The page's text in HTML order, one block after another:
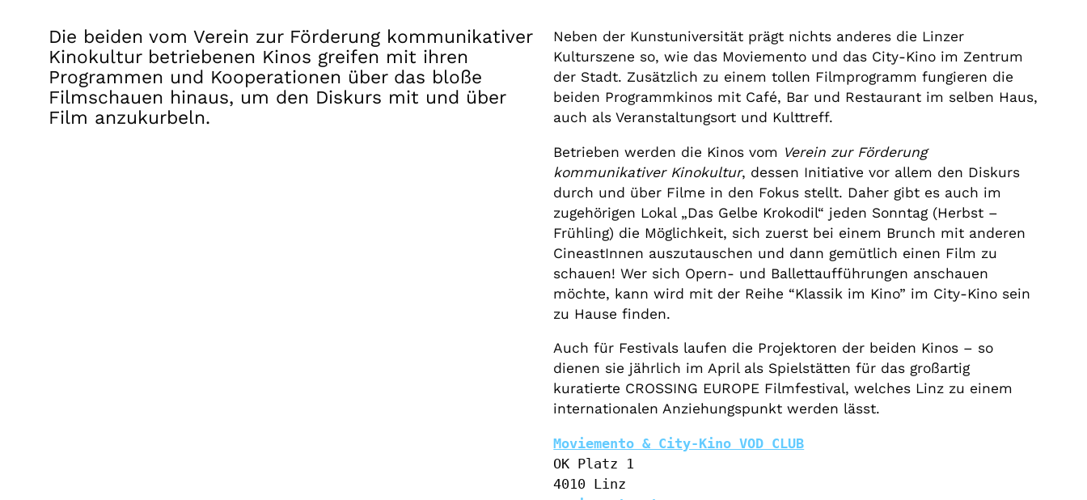
Die beiden vom Verein zur Förderung kommunikativer
Kinokultur betriebenen Kinos greifen mit ihren
Programmen und Kooperationen über das bloße
Filmschauen hinaus, um den Diskurs mit und über
Film anzukurbeln.
Neben der Kunstuniversität prägt nichts anderes die Linzer
Kulturszene so, wie das Moviemento und das City-Kino im Zentrum
der Stadt. Zusätzlich zu einem tollen Filmprogramm fungieren die
beiden Programmkinos mit Café, Bar und Restaurant im selben Haus,
auch als Veranstaltungsort und Kulttreff.
Betrieben werden die Kinos vom Verein zur Förderung
kommunikativer Kinokultur, dessen Initiative vor allem den Diskurs
durch und über Filme in den Fokus stellt. Daher gibt es auch im
zugehörigen Lokal „Das Gelbe Krokodil“ jeden Sonntag (Herbst –
Frühling) die Möglichkeit, sich zuerst bei einem Brunch mit anderen
CineastInnen auszutauschen und dann gemütlich einen Film zu
schauen! Wer sich Opern- und Ballettaufführungen anschauen
möchte, kann wird mit der Reihe “Klassik im Kino” im City-Kino sein
zu Hause finden.
Auch für Festivals laufen die Projektoren der beiden Kinos – so
dienen sie jährlich im April als Spielstätten für das großartig
kuratierte CROSSING EUROPE Filmfestival, welches Linz zu einem
internationalen Anziehungspunkt werden lässt.
Moviemento & City-Kino VOD CLUB
OK Platz 1